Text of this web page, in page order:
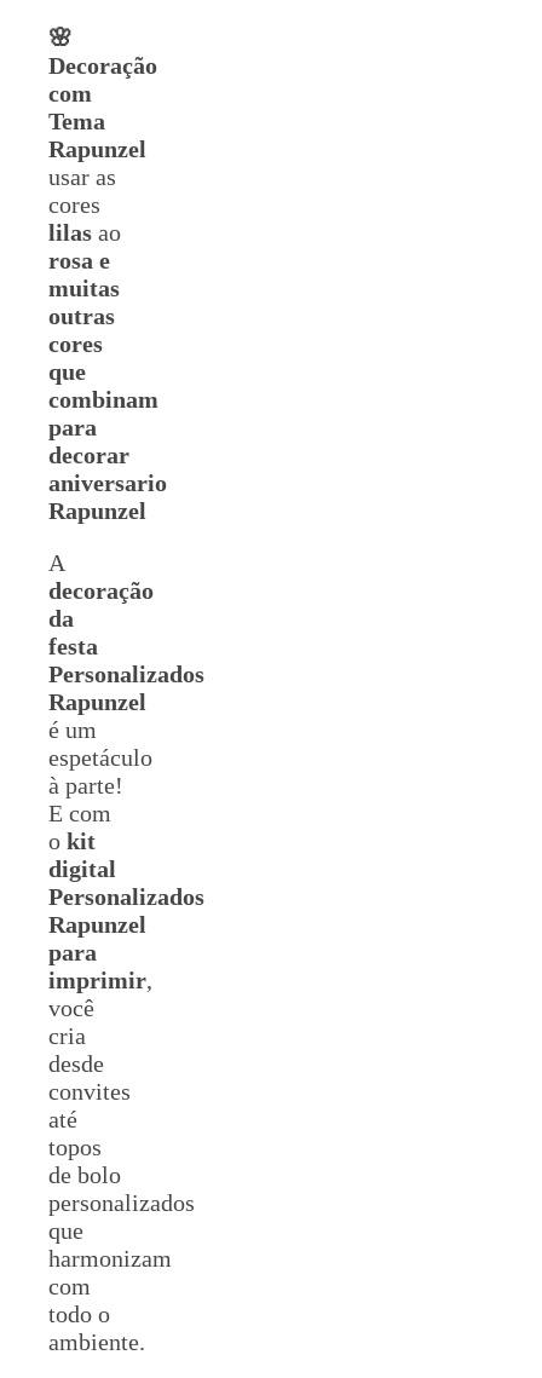
🌸
Decoração
com
Tema
Rapunzel
usar as
cores
lilas ao
rosa e
muitas
outras
cores
que
combinam
para
decorar
aniversario
Rapunzel
A
decoração
da
festa
Personalizados
Rapunzel
é um
espetáculo
à parte!
E com
o kit
digital
Personalizados
Rapunzel
para
imprimir,
você
cria
desde
convites
até
topos
de bolo
personalizados
que
harmonizam
com
todo o
ambiente.